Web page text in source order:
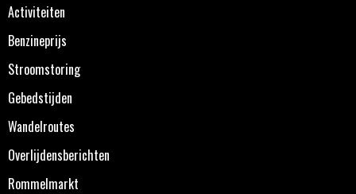
Activiteiten
Benzineprijs
Stroomstoring
Gebedstijden
Wandelroutes
Overlijdensberichten
Rommelmarkt